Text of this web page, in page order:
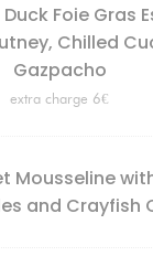
Foie Gras
Chilled
Gazpacho
extra charge 6€
Mousseline
and Crayfish